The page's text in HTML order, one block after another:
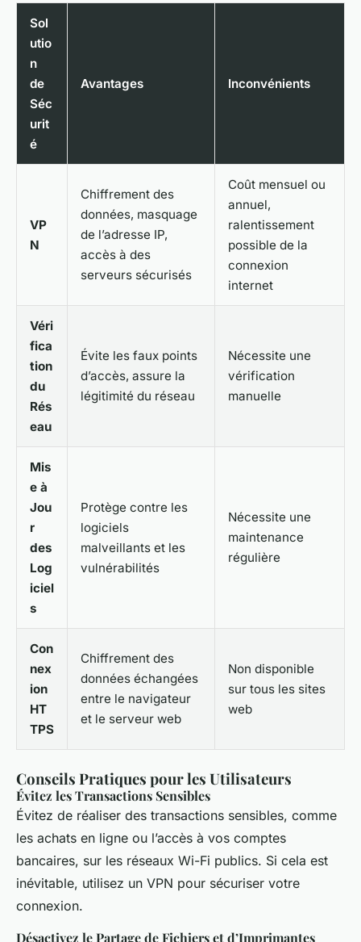
Sol
utio
n
de
Séc
urit
é
Avantages Inconvénients
VP
N
Chiffrement des
données, masquage
de l’adresse IP,
accès à des
serveurs sécurisés
Coût mensuel ou
annuel,
ralentissement
possible de la
connexion
internet
Véri
fica
tion
du
Rés
eau
Évite les faux points
d’accès, assure la
légitimité du réseau
Nécessite une
vérification
manuelle
Mis
e à
Jou
r
des
Log
iciel
s
Protège contre les
logiciels
malveillants et les
vulnérabilités
Nécessite une
maintenance
régulière
Con
nex
ion
HT
TPS
Chiffrement des
données échangées
entre le navigateur
et le serveur web
Non disponible
sur tous les sites
web
Conseils Pratiques pour les Utilisateurs
Évitez les Transactions Sensibles
Évitez de réaliser des transactions sensibles, comme
les achats en ligne ou l’accès à vos comptes
bancaires, sur les réseaux Wi-Fi publics. Si cela est
inévitable, utilisez un VPN pour sécuriser votre
connexion.
Désactivez le Partage de Fichiers et d’Imprimantes